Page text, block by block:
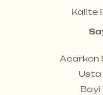
Kalite
Acarkon
Usta
Bayi